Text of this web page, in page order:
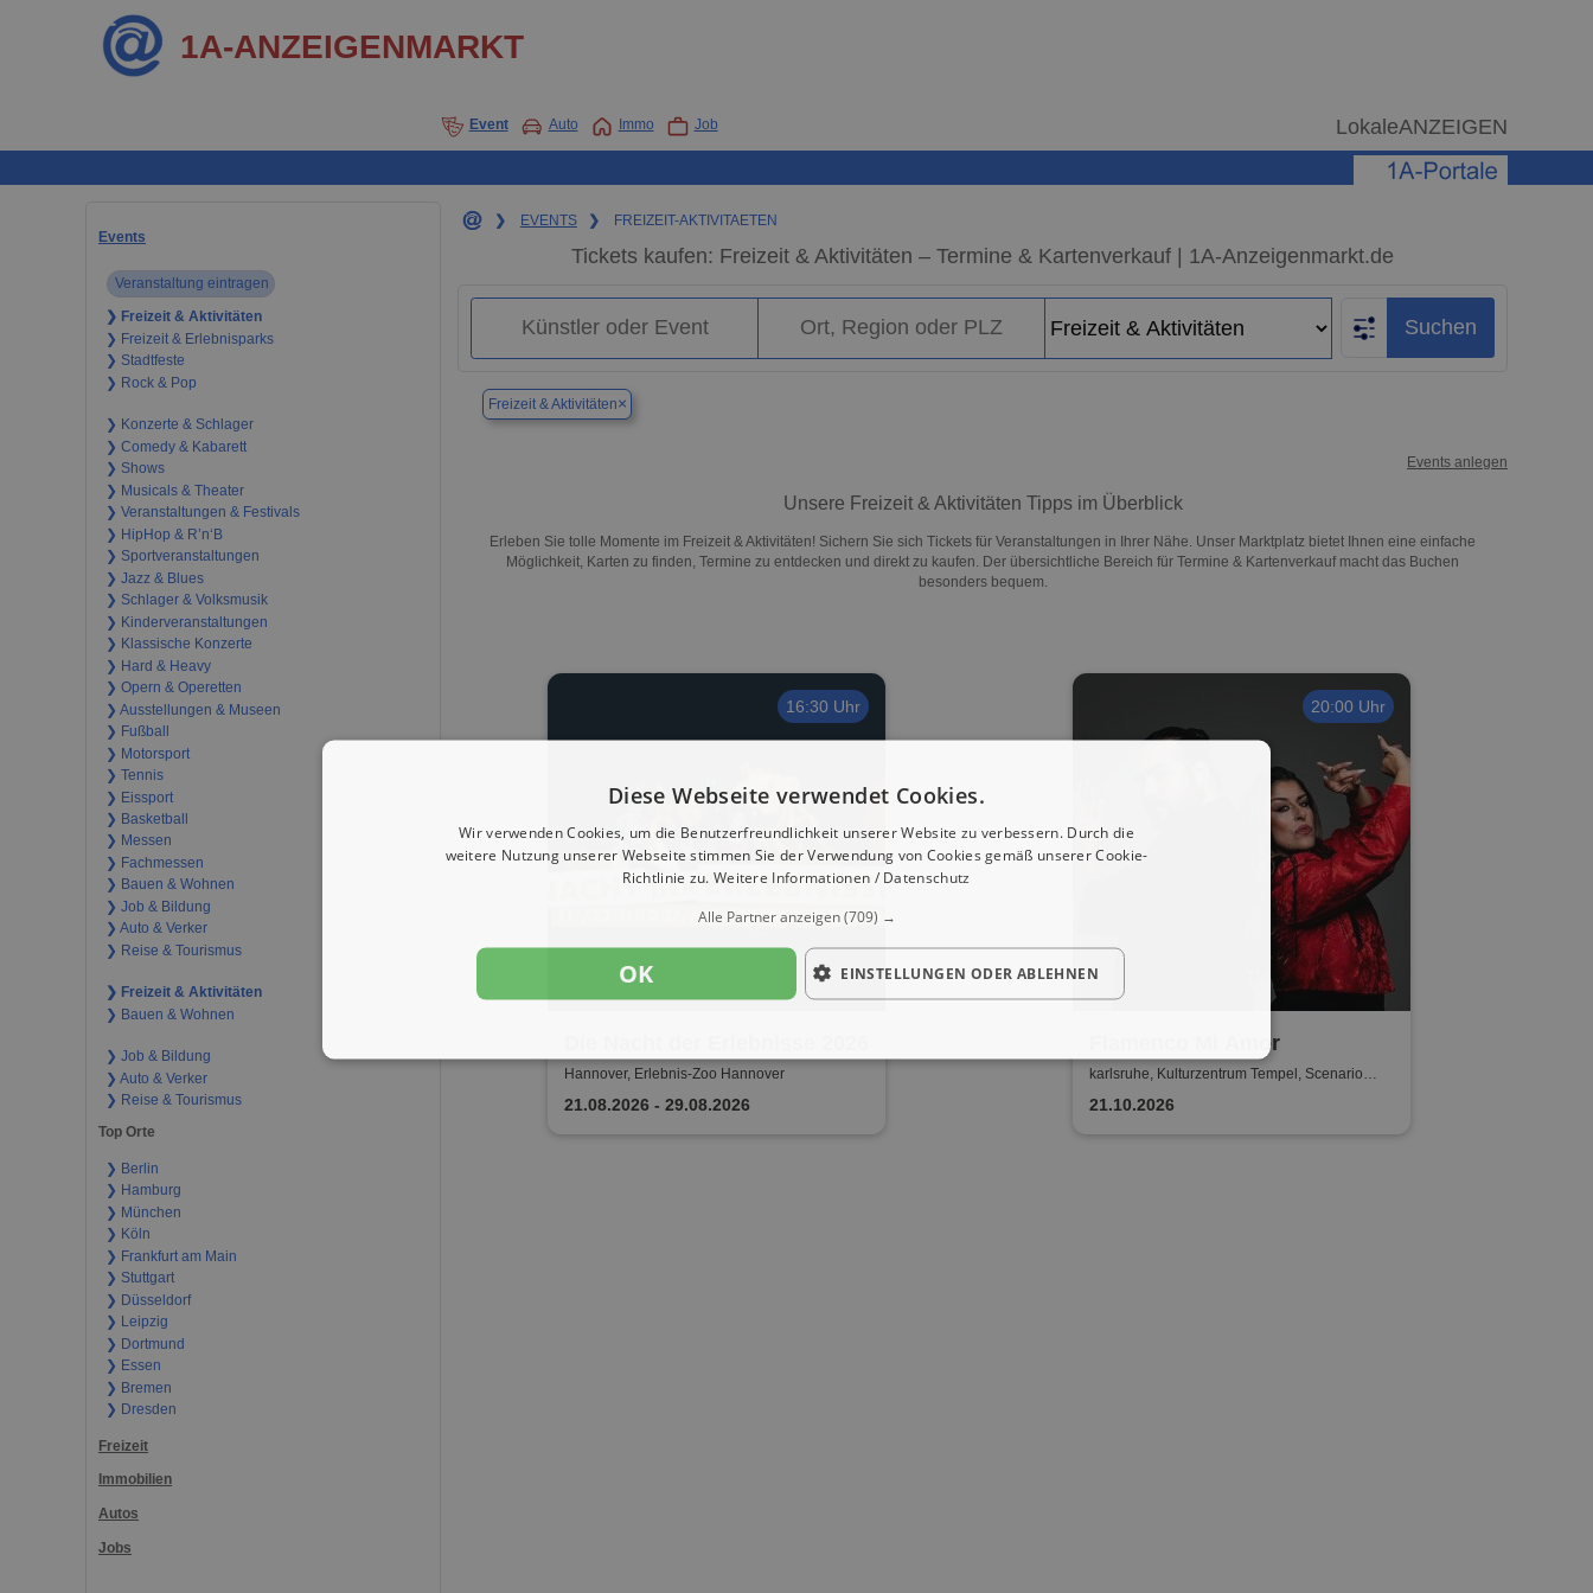
1A-ANZEIGENMARKT
Event Auto Immo Job LokaleANZEIGEN
Events
Veranstaltung eintragen
❯ Freizeit & Aktivitäten
❯ Freizeit & Erlebnisparks
❯ Stadtfeste
❯ Rock & Pop
❯ Konzerte & Schlager
❯ Comedy & Kabarett
❯ Shows
❯ Musicals & Theater
❯ Veranstaltungen & Festivals
❯ HipHop & R’n‘B
❯ Sportveranstaltungen
❯ Jazz & Blues
❯ Schlager & Volksmusik
❯ Kinderveranstaltungen
❯ Klassische Konzerte
❯ Hard & Heavy
❯ Opern & Operetten
❯ Ausstellungen & Museen
❯ Fußball
❯ Motorsport
❯ Tennis
❯ Eissport
❯ Basketball
❯ Messen
❯ Fachmessen
❯ Bauen & Wohnen
❯ Job & Bildung
❯ Auto & Verker
❯ Reise & Tourismus
❯ Freizeit & Aktivitäten
❯ Bauen & Wohnen
❯ Job & Bildung
❯ Auto & Verker
❯ Reise & Tourismus
Top Orte
❯ Berlin
❯ Hamburg
❯ München
❯ Köln
❯ Frankfurt am Main
❯ Stuttgart
❯ Düsseldorf
❯ Leipzig
❯ Dortmund
❯ Essen
❯ Bremen
❯ Dresden
Freizeit
Immobilien
Autos
Jobs
❯ EVENTS ❯ FREIZEIT-AKTIVITAETEN
Tickets kaufen: Freizeit & Aktivitäten – Termine & Kartenverkauf | 1A-Anzeigenmarkt.de
Suchen
Freizeit & Aktivitäten×
Events anlegen
Unsere Freizeit & Aktivitäten Tipps im Überblick
Erleben Sie tolle Momente im Freizeit & Aktivitäten! Sichern Sie sich Tickets für Veranstaltungen in Ihrer Nähe. Unser Marktplatz bietet Ihnen eine einfache
Möglichkeit, Karten zu finden, Termine zu entdecken und direkt zu kaufen. Der übersichtliche Bereich für Termine & Kartenverkauf macht das Buchen
besonders bequem.
16:30 Uhr
Hannover, Erlebnis-Zoo Hannover
21.08.2026 - 29.08.2026
20:00 Uhr
Flamenco Mi Amor
karlsruhe, Kulturzentrum Tempel, Scenario
21.10.2026
Diese Webseite verwendet Cookies.
Wir verwenden Cookies, um die Benutzerfreundlichkeit unserer Website zu verbessern. Durch die
weitere Nutzung unserer Webseite stimmen Sie der Verwendung von Cookies gemäß unserer Cookie-
Richtlinie zu. Weitere Informationen / Datenschutz
Alle Partner anzeigen(709) →
OK EINSTELLUNGEN ODER ABLEHNEN